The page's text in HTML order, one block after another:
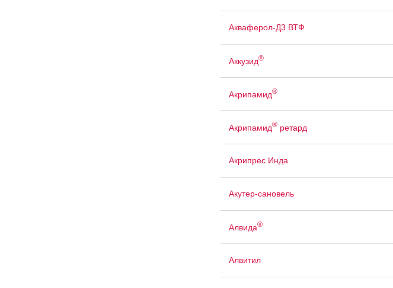
Акваферол-Д3 ВТФ
Аккузид®
Акрипамид®
Акрипамид®ретард
Акрипрес Инда
Акутер-сановель
Алвида®
Алвитил